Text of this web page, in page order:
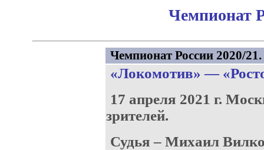
Чемпионат
Чемпионат России 2020/
«Локомотив» —
17 апреля 2021 г.
зрителей.
Судья – Михаил